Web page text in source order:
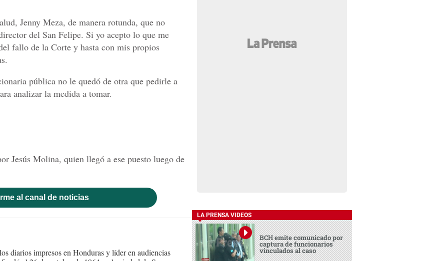
Jenny Meza, de manera rotunda, que no
del San Felipe. Si yo acepto lo que me
fallo de la Corte y hasta con mis propios
pública no le quedó de otra que pedirle a
analizar la medida a tomar.
Jesús Molina, quien llegó a ese puesto luego de
al canal de noticias
diarios impresos en Honduras y líder en audiencias
LA PRENSA VIDEOS
BCH emite comunicado por
captura de funcionarios
vinculados al caso